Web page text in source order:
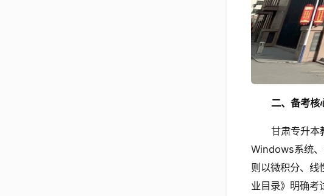
二、备考核
甘肃专升本
Windows系统
则以微积分、线
业目录》明确考